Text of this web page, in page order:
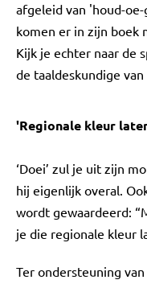
afgeleid van 'houd-
komen er in zijn boek
Kijk je echter naar de
de taaldeskundige
'Regionale kleur
‘Doei’ zul je uit zijn
hij eigenlijk overal.
wordt gewaardeerd:
je die regionale kleur
Ter ondersteuning